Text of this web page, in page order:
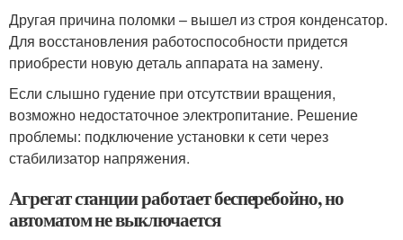
Другая причина поломки – вышел из строя конденсатор.
Для восстановления работоспособности придется
приобрести новую деталь аппарата на замену.
Если слышно гудение при отсутствии вращения,
возможно недостаточное электропитание. Решение
проблемы: подключение установки к сети через
стабилизатор напряжения.
Агрегат станции работает бесперебойно, но
автоматом не выключается